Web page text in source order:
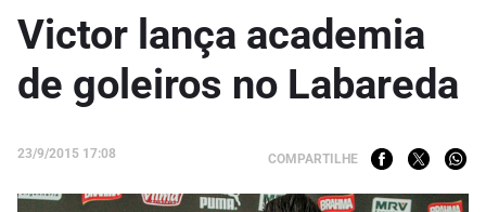
Victor lança academia
de goleiros no Labareda
23/9/2015 17:08 COMPARTILHE